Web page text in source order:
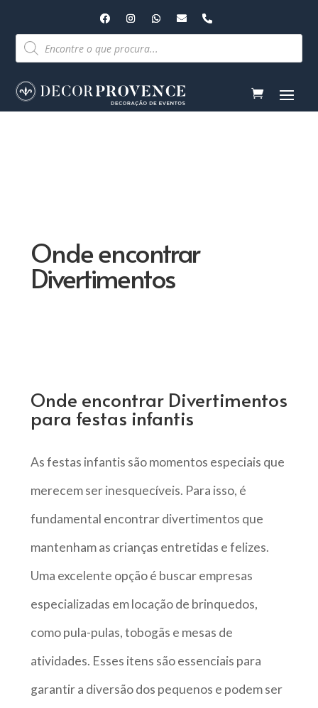
Pesquisar
produtos
Onde encontrar
Divertimentos
Onde encontrar Divertimentos
para festas infantis
As festas infantis são momentos especiais que
merecem ser inesquecíveis. Para isso, é
fundamental encontrar divertimentos que
mantenham as crianças entretidas e felizes.
Uma excelente opção é buscar empresas
especializadas em locação de brinquedos,
como pula-pulas, tobogãs e mesas de
atividades. Esses itens são essenciais para
garantir a diversão dos pequenos e podem ser